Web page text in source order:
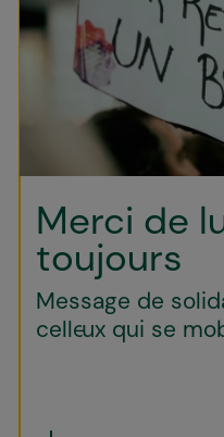
Merci de
toujours
Message de
celle·ux qui se